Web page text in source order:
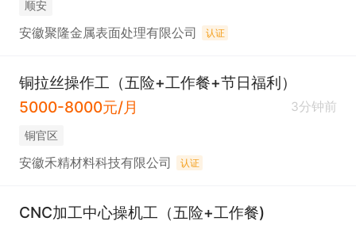
顺安
安徽聚隆金属表面处理有限公司 认证
铜拉丝操作工（五险+工作餐+节日福利）
5000-8000元/月
3分钟前
铜官区
安徽禾精材料科技有限公司 认证
CNC加工中心操机工（五险+工作餐)